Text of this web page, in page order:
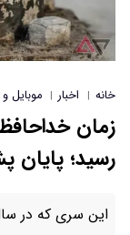
خانه | اخبار | موبایل و
رسید؛